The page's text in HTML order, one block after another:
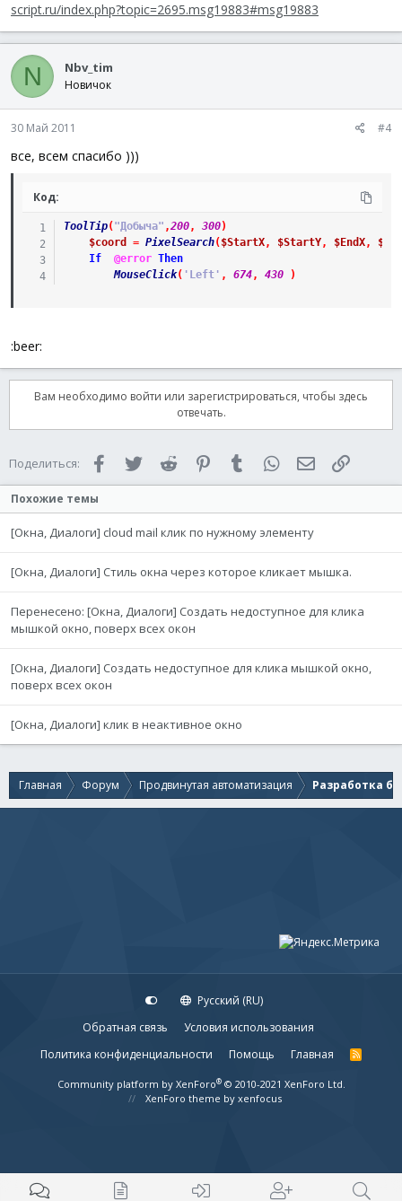
script.ru/index.php?topic=2695.msg19883#msg19883
N Nbv_tim
Новичок
30 Май 2011 #4
все, всем спасибо )))
Код:
ToolTip( "Добыча" ,200, 300)
$coord
= PixelSearch( $StartX, $StartY, $EndX,
If
@error Then
MouseClick( 'Left' , 674, 430 )
:beer:
Вам необходимо войти или зарегистрироваться, чтобы здесь
отвечать.
Поделиться: FacebookTwitter Reddit PinterestTumblr WhatsAppЭлектронная
Похожие темы
[Окна, Диалоги] cloud mail клик по нужному элементу
[Окна, Диалоги] Стиль окна через которое кликает мышка.
Перенесено: [Окна, Диалоги] Создать недоступное для клика
мышкой окно, поверх всех окон
[Окна, Диалоги] Создать недоступное для клика мышкой окно,
поверх всех окон
[Окна, Диалоги] клик в неактивное окно
Главная Форум Продвинутая автоматизация Разработка
Русский (RU)
Обратная связь
Условия использования
Политика конфиденциальности
Помощь Главная
R
S
Community platform by XenForo® © 2010-2021 XenForo Ltd.
XenForo theme by xenfocus